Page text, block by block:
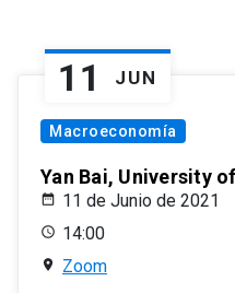
11 JUN
Macroeconomía
Yan Bai, University
11 de Junio de 2021
14:00
Zoom